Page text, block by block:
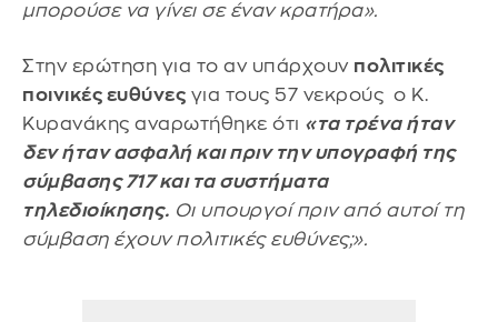
μπορούσε να γίνει σε έναν κρατήρα».
Στην ερώτηση για το αν υπάρχουν πολιτικές
ποινικές ευθύνες για τους 57 νεκρούς ο Κ.
Κυρανάκης αναρωτήθηκε ότι «τα τρένα ήταν
δεν ήταν ασφαλή και πριν την υπογραφή της
σύμβασης 717 και τα συστήματα
τηλεδιοίκησης. Οι υπουργοί πριν από αυτοί τη
σύμβαση έχουν πολιτικές ευθύνες;».